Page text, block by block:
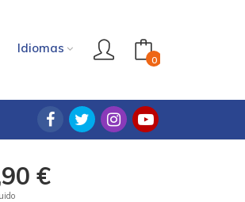
Idiomas
0
€